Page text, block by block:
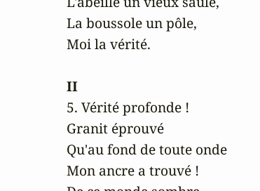
La boussole un pôle,
Moi la vérité.
II
5. Vérité profonde !
Granit éprouvé
Qu'au fond de toute onde
Mon ancre a trouvé !